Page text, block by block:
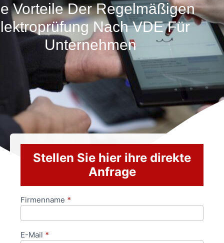
Vorteile Der Regelmäßigen
Nach VDE Für
Unternehmen
Stellen Sie hier ihre direkte
Anfrage
Anfrageformular
Firmenname *
E-Mail *